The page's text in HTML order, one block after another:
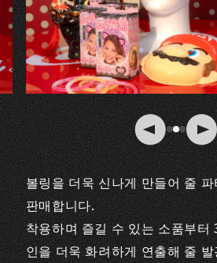
볼링을 더욱 신나게 만들어 줄
판매합니다.
착용하며 즐길 수 있는 소품부터
인을 더욱 화려하게 연출해 줄